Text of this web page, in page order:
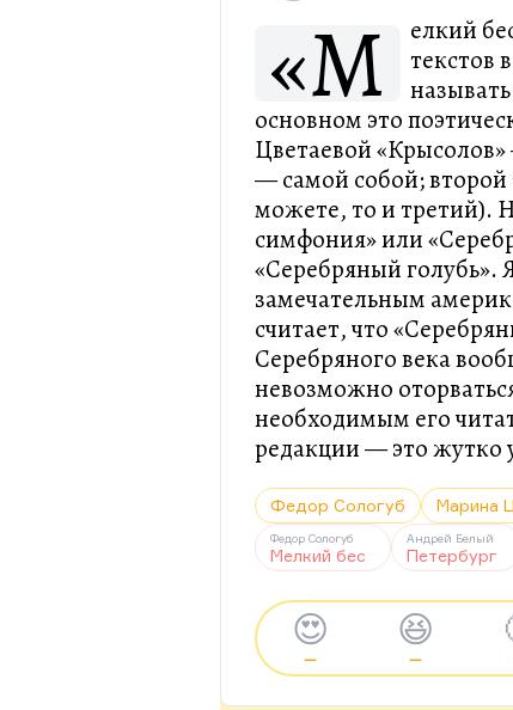
«М
елкий
текстов
основном это
Цветаевой
— самой собой;
можете, то и третий).
симфония» или
«Серебряный голубь».
замечательным
считает, что
Серебряного века
невозможно
необходимым его
редакции — это жутко
Федор Сологуб Марина
Федор Сологуб
Мелкий бес
Андрей Белый
Петербург
😍
—
😆
—